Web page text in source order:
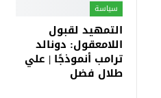
سياسة
التمهيد لقبول
اللامعقول: دونالد
ترامب أنموذجًا | علي
طلال فضل